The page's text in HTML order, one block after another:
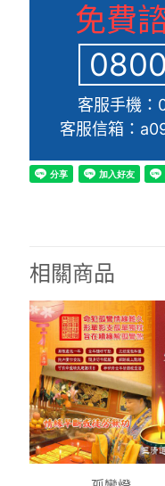
免費
客服手機
客服信箱：
相關商品